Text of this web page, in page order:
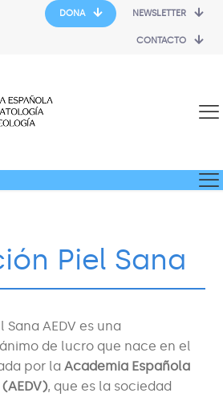
DONA NEWSLETTER
CONTACTO
Piel Sana
AEDV es una
de lucro que nace en el
por la Academia Española
, que es la sociedad